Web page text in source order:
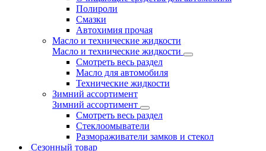
Полироли
Смазки
Автохимия прочая
Масло и технические жидкости
Масло и технические жидкости
Смотреть весь раздел
Масло для автомобиля
Технические жидкости
Зимний ассортимент
Зимний ассортимент
Смотреть весь раздел
Стеклоомыватели
Размораживатели замков и стекол
Сезонный товар